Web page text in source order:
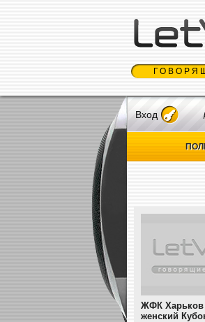
Вход
ЖФК Харьков
женский